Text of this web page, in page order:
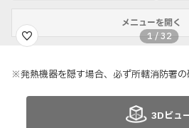
メニューを開く
1 /32
※発熱機器を隠す場合、必ず所轄消防署の
3Dビュ